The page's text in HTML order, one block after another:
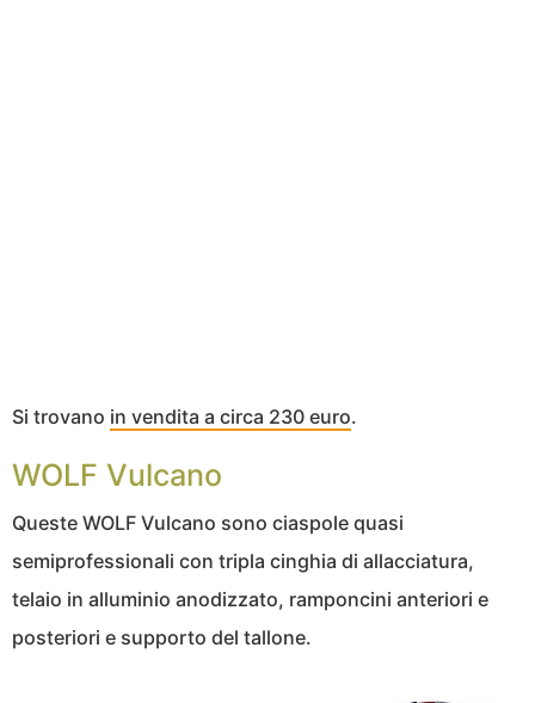
Si trovano in vendita a circa 230 euro.
WOLF Vulcano
Queste WOLF Vulcano sono ciaspole quasi
semiprofessionali con tripla cinghia di allacciatura,
telaio in alluminio anodizzato, ramponcini anteriori e
posteriori e supporto del tallone.